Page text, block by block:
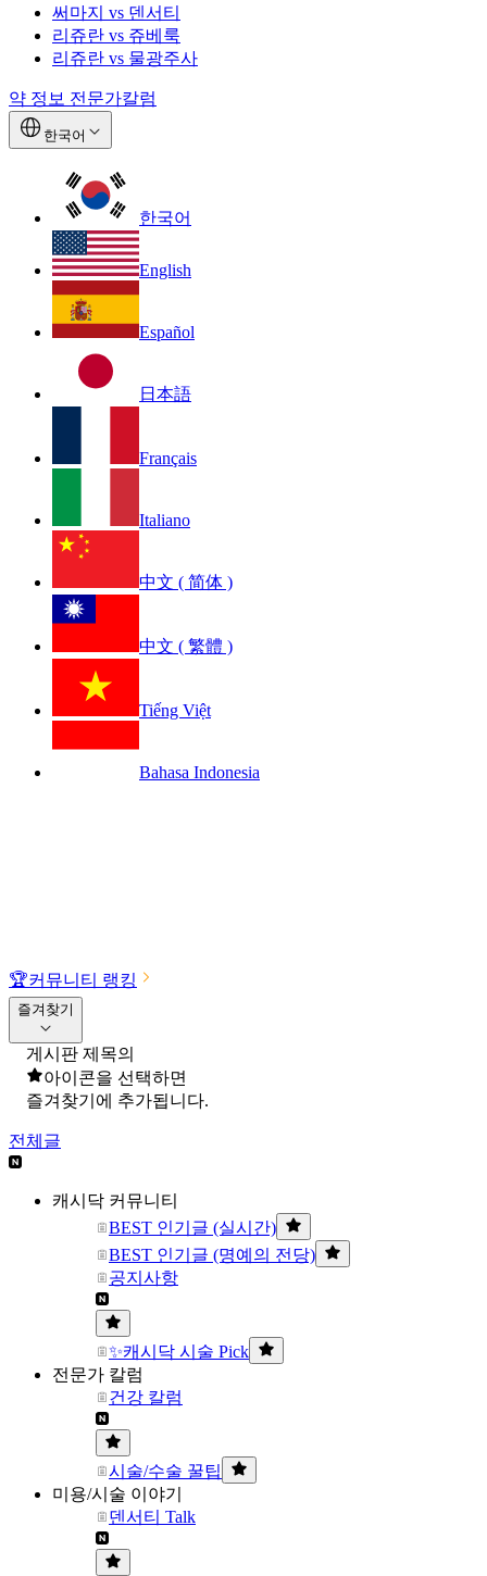
써마지 vs 덴서티
리쥬란 vs 쥬베룩
리쥬란 vs 물광주사
약 정보 전문가칼럼
한국어
한국어
English
Español
日本語
Français
Italiano
中文 ( 简体 )
中文 ( 繁體 )
Tiếng Việt
Bahasa Indonesia
🏆커뮤니티 랭킹
즐겨찾기
게시판 제목의
아이콘을 선택하면
즐겨찾기에 추가됩니다.
전체글
캐시닥 커뮤니티
BEST 인기글 (실시간)
BEST 인기글 (명예의 전당)
공지사항
✨캐시닥 시술 Pick
전문가 칼럼
건강 칼럼
시술/수술 꿀팁
미용/시술 이야기
덴서티 Talk